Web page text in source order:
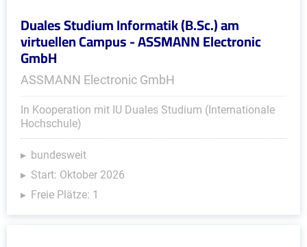
Duales Studium Informatik (B.Sc.) am
virtuellen Campus - ASSMANN Electronic
GmbH
ASSMANN Electronic GmbH
In Kooperation mit IU Duales Studium (Internationale
Hochschule)
bundesweit
Start: Oktober 2026
Freie Plätze: 1